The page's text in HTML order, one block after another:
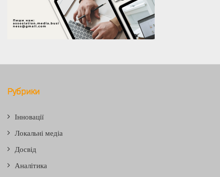
Рубрики
Інновації
Локальні медіа
Досвід
Аналітика